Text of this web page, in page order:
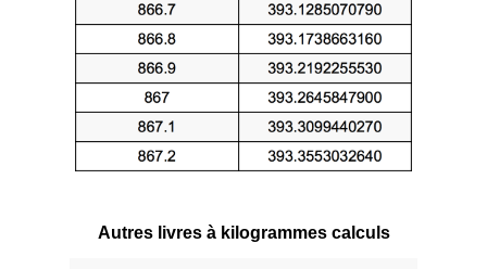
Autres livres à kilogrammes calculs